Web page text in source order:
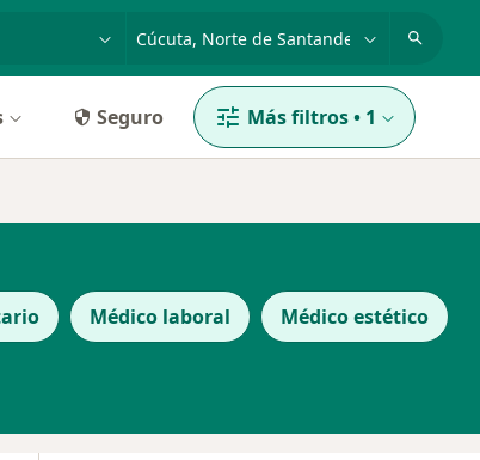
o nombrep. ej. Bogotá
Seguro Más filtros• 1
Médico laboral Médico estético